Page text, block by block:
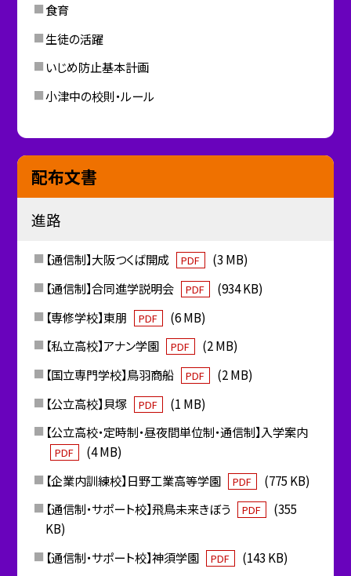
食育
生徒の活躍
いじめ防止基本計画
小津中の校則・ルール
配布文書
進路
【通信制】大阪つくば開成 PDF
(3 MB)
【通信制】合同進学説明会
PDF
(934 KB)
【専修学校】東朋
PDF
(6 MB)
【私立高校】アナン学園
PDF
(2 MB)
【国立専門学校】鳥羽商船
PDF
(2 MB)
【公立高校】貝塚
PDF
(1 MB)
【公立高校・定時制・昼夜間単位制・通信制】入学案内
PDF
(4 MB)
【企業内訓練校】日野工業高等学園
PDF
(775 KB)
【通信制・サポート校】飛鳥未来きぼう
PDF
(355
KB)
【通信制・サポート校】神須学園
PDF (143 KB)